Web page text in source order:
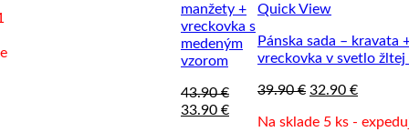
manžety +
vreckovka s
medeným
vzorom
43.90€
Pôvodná
33.90 €Aktuálna
Quick View
Pánska sada – kravata
vreckovka v svetlo
39.90€ Pôvodná
bola:
32.90€
je:
Na sklade 5 ks -